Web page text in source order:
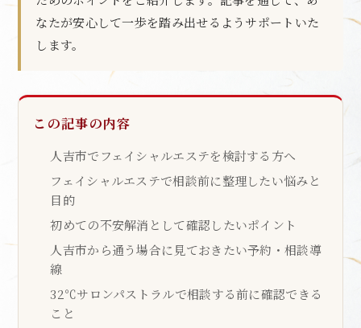
なたが安心して一歩を踏み出せるようサポートいた
します。
この記事の内容
人吉市でフェイシャルエステを検討する方へ
フェイシャルエステで相談前に整理したい悩みと
目的
初めての不安解消として確認したいポイント
人吉市から通う場合に見ておきたい予約・相談導
線
32℃サロンパストラルで相談する前に確認できる
こと